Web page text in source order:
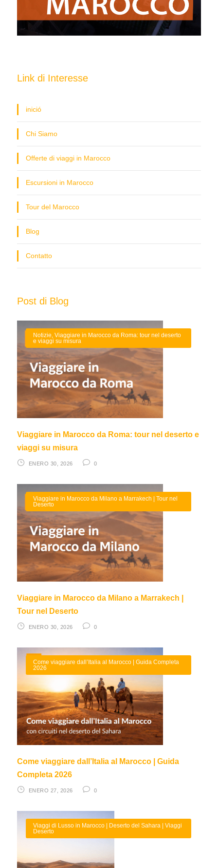
Link di Interesse
inició
Chi Siamo
Offerte di viaggi in Marocco
Escursioni in Marocco
Tour del Marocco
Blog
Contatto
Post di Blog
Notizie Viaggiare in Marocco da Roma: tour nel deserto
e viaggi su misura
Viaggiare in Marocco da Roma: tour nel deserto e
viaggi su misura
ENERO 30, 2026 0
Viaggiare in Marocco da Milano a Marrakech | Tour nel
Deserto
Viaggiare in Marocco da Milano a Marrakech |
Tour nel Deserto
ENERO 30, 2026 0
Come viaggiare dall’Italia al Marocco | Guida Completa
2026
Come viaggiare dall’Italia al Marocco | Guida
Completa 2026
ENERO 27, 2026 0
Viaggi di Lusso in Marocco | Deserto del Sahara | Viaggi
Deserto